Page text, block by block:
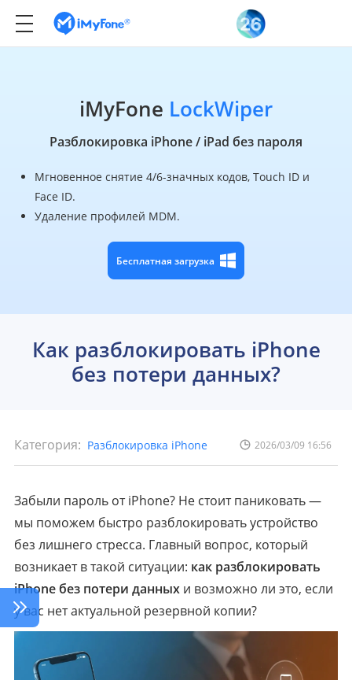
iMyFone LockWiper
Разблокировка iPhone / iPad без пароля
Мгновенное снятие 4/6-значных кодов, Touch ID и
Face ID.
Удаление профилей MDM.
Бесплатная загрузка
Как разблокировать iPhone
без потери данных?
Категория: Разблокировка iPhone 2026/03/09 16:56
Забыли пароль от iPhone? Не стоит паниковать —
мы поможем быстро разблокировать устройство
без лишнего стресса. Главный вопрос, который
возникает в такой ситуации: как разблокировать
iPhone без потери данных и возможно ли это, если
у вас нет актуальной резервной копии?